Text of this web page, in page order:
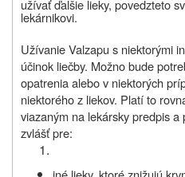
užívať ďalšie lieky, povedzteto
lekárnikovi.
Užívanie Valzapu s niektorými
účinok liečby. Možno bude
opatrenia alebo v niektorých
niektorého z liekov. Platí to
viazaným na lekársky predpis
zvlášť pre: